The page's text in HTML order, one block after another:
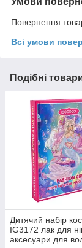
Повернення
Всі умови
Подібні
Дитячий набір
IG3172 лак для
аксесуари для